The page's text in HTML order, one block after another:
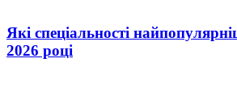
Які спеціальності
2026 році